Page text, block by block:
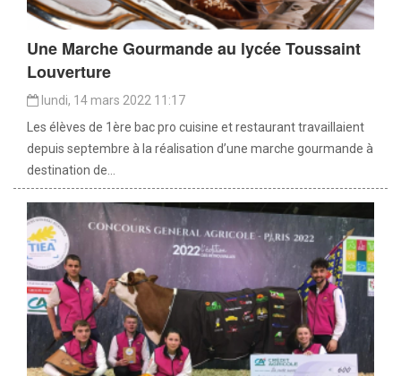
Une Marche Gourmande au lycée Toussaint
Louverture
lundi, 14 mars 2022 11:17
Les élèves de 1ère bac pro cuisine et restaurant travaillaient
depuis septembre à la réalisation d’une marche gourmande à
destination de...